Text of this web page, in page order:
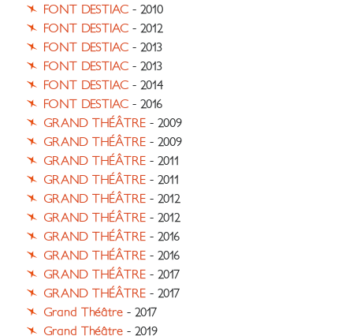
FONT DESTIAC - 2010
FONT DESTIAC - 2012
FONT DESTIAC - 2013
FONT DESTIAC - 2013
FONT DESTIAC - 2014
FONT DESTIAC - 2016
GRAND THÉÂTRE - 2009
GRAND THÉÂTRE - 2009
GRAND THÉÂTRE - 2011
GRAND THÉÂTRE - 2011
GRAND THÉÂTRE - 2012
GRAND THÉÂTRE - 2012
GRAND THÉÂTRE - 2016
GRAND THÉÂTRE - 2016
GRAND THÉÂTRE - 2017
GRAND THÉÂTRE - 2017
Grand Théâtre - 2017
Grand Théâtre - 2019